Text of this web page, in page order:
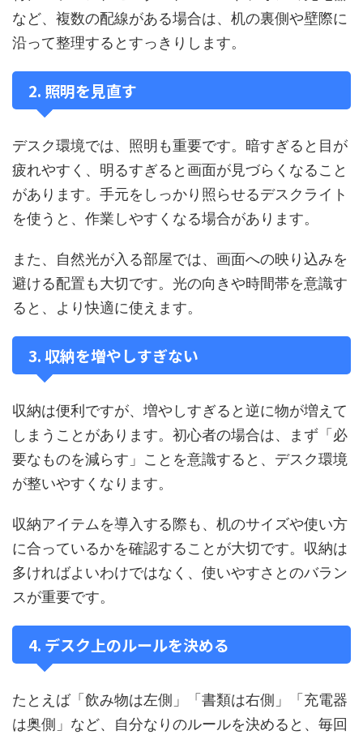
など、複数の配線がある場合は、机の裏側や壁際に
沿って整理するとすっきりします。
2. 照明を見直す
デスク環境では、照明も重要です。暗すぎると目が
疲れやすく、明るすぎると画面が見づらくなること
があります。手元をしっかり照らせるデスクライト
を使うと、作業しやすくなる場合があります。
また、自然光が入る部屋では、画面への映り込みを
避ける配置も大切です。光の向きや時間帯を意識す
ると、より快適に使えます。
3. 収納を増やしすぎない
収納は便利ですが、増やしすぎると逆に物が増えて
しまうことがあります。初心者の場合は、まず「必
要なものを減らす」ことを意識すると、デスク環境
が整いやすくなります。
収納アイテムを導入する際も、机のサイズや使い方
に合っているかを確認することが大切です。収納は
多ければよいわけではなく、使いやすさとのバラン
スが重要です。
4. デスク上のルールを決める
たとえば「飲み物は左側」「書類は右側」「充電器
は奥側」など、自分なりのルールを決めると、毎回